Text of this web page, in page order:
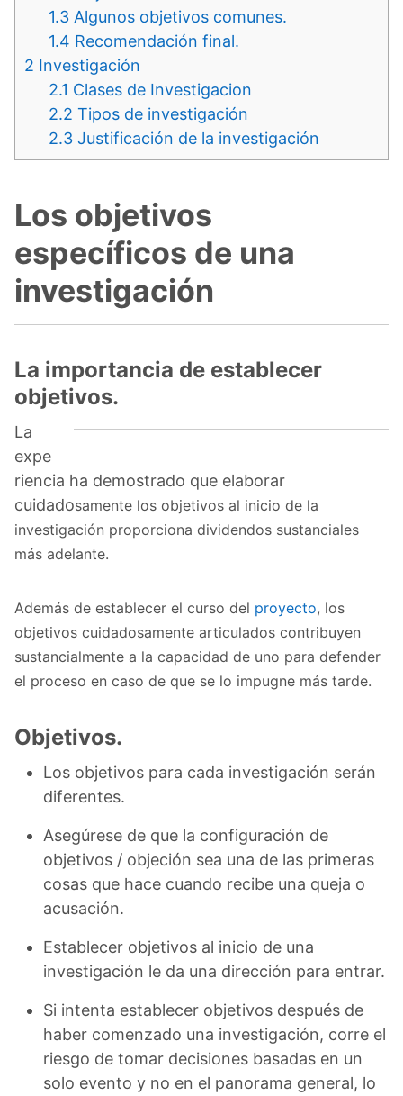
1.3 Algunos objetivos comunes.
1.4 Recomendación final.
2 Investigación
2.1 Clases de Investigacion
2.2 Tipos de investigación
2.3 Justificación de la investigación
Los objetivos
específicos de una
investigación
La importancia de establecer
objetivos.
La
expe
riencia ha demostrado que elaborar
cuidadosamente los objetivos al inicio de la
investigación proporciona dividendos sustanciales
más adelante.
Además de establecer el curso del proyecto, los
objetivos cuidadosamente articulados contribuyen
sustancialmente a la capacidad de uno para defender
el proceso en caso de que se lo impugne más tarde.
Objetivos.
Los objetivos para cada investigación serán
diferentes.
Asegúrese de que la configuración de
objetivos / objeción sea una de las primeras
cosas que hace cuando recibe una queja o
acusación.
Establecer objetivos al inicio de una
investigación le da una dirección para entrar.
Si intenta establecer objetivos después de
haber comenzado una investigación, corre el
riesgo de tomar decisiones basadas en un
solo evento y no en el panorama general, lo